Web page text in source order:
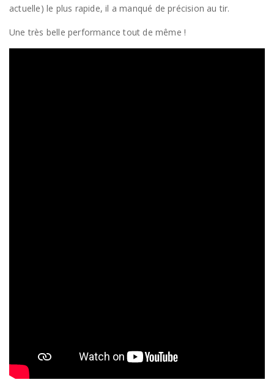
actuelle) le plus rapide, il a manqué de précision au tir.
Une très belle performance tout de même !